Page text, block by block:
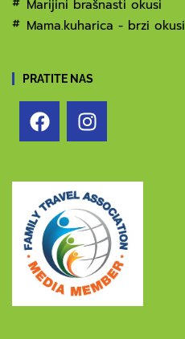
Marijini brašnasti okusi
Mama.kuharica - brzi okusi
PRATITE NAS